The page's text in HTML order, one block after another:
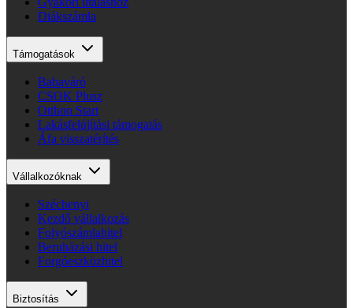
Diákszámla
Támogatások
Babaváró
CSOK Plusz
Otthon Start
Lakásfelújítási támogatás
Áfa visszatérítés
Vállalkozóknak
Széchenyi
Kezdő vállalkozás
Folyószámlahitel
Beruházási hitel
Forgóeszközhitel
Biztosítás